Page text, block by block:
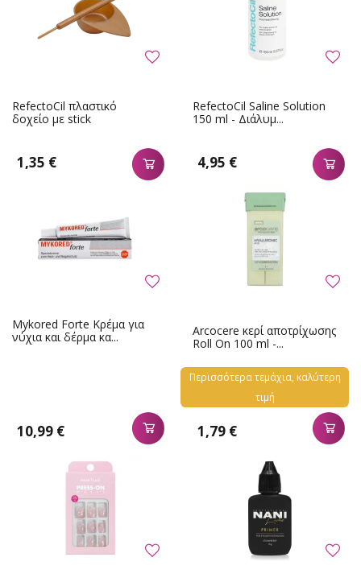
RefectoCil πλαστικό
δοχείο με stick
1,35 €
RefectoCil Saline Solution
150 ml - Διάλυμ...
4,95 €
Mykored Forte Κρέμα για
νύχια και δέρμα κα...
10,99 €
Arcocere κερί αποτρίχωσης
Roll On 100 ml -...
Περισσότερα τεμάχια, καλύτερη
τιμή
1,79 €